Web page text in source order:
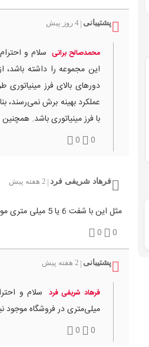
پشتیبانی 4 روز پیش
محمدصالح براتی سلام و
این مجموعه را داشته باشد،
دورهای بالای فرز
عملکرد بهینه برش
با فرز مینیاتوری باشد.
0
0
فرهاد شریفی فرد 2 هفته پیش
مثل این با شفت 6 یا 5 میلی متری موجود نیست؟
0
0
پشتیبانی 2 هفته پیش
فرهاد شریفی فرد
میلی‌متری در فروشگاه
0
0